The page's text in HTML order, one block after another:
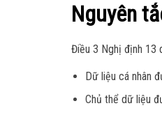
Nguyên
Điều 3 Nghị định 13
Dữ liệu cá nhân
Chủ thể dữ liệu